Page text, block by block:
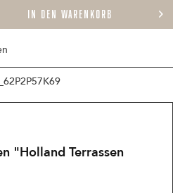
IN DEN WARENKORB
"Holland Terrassen